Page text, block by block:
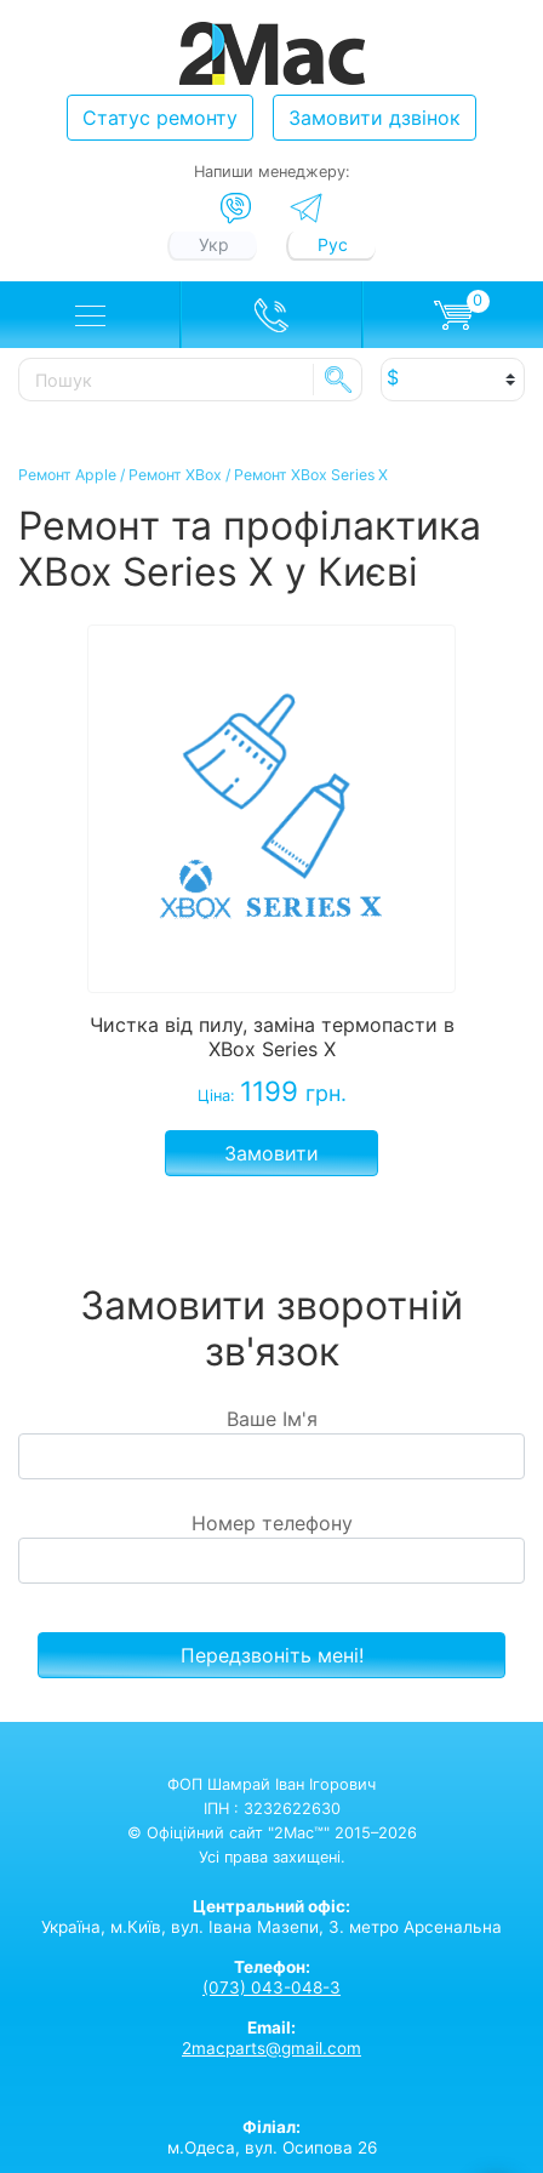
Статус ремонту Замовити дзвінок
Напиши менеджеру:
Укр Рус
0
Ремонт Apple / Ремонт XBox / Ремонт XBox Series X
Ремонт та профілактика
XBox Series X у Києві
Чистка від пилу, заміна термопасти в
XBox Series X
Ціна: 1199 грн.
Замовити
Замовити зворотній
зв'язок
Ваше Ім'я
Номер телефону
ФОП Шамрай Іван Ігорович
ІПН : 3232622630
© Офіційний сайт "2Mac™" 2015–2026
Усі права захищені.
Центральний офіс:
Україна, м.Київ, вул. Івана Мазепи, 3. метро Арсенальна
Телефон:
(073) 043-048-3
Email:
2macparts@gmail.com
Філіал:
м.Одеса, вул. Осипова 26